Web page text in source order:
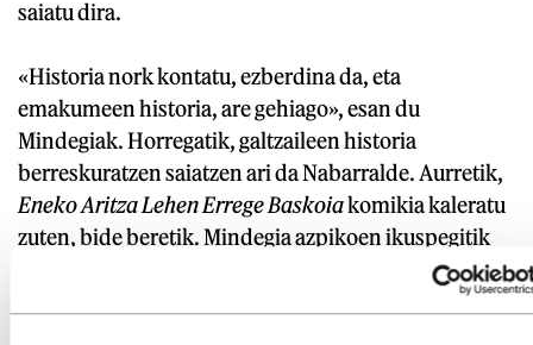
saiatu dira.
«Historia nork kontatu, ezberdina da, eta
emakumeen historia, are gehiago», esan du
Mindegiak. Horregatik, galtzaileen historia
berreskuratzen saiatzen ari da Nabarralde. Aurretik,
Eneko Aritza Lehen Errege Baskoiakomikia kaleratu
zuten, bide beretik. Mindegia azpikoen ikuspegitik
ari da honetan: «Zugarramurdin gertatu zena
basakeria izugarria izan zen, eta gauzak bere tokian